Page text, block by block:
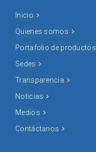
Inicio
Quienes somos
Portafolio de productos
Sedes
Transparencia
Noticias
Medios
Contáctanos